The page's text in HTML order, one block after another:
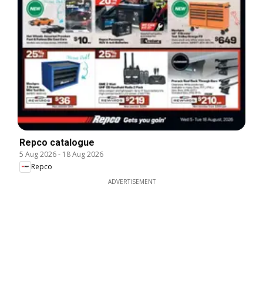
Repco catalogue
5 Aug 2026- 18 Aug 2026
Repco
ADVERTISEMENT